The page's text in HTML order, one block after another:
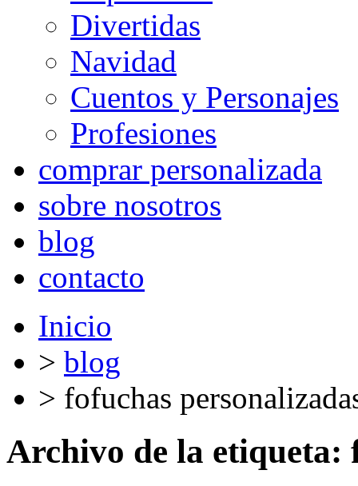
Divertidas
Navidad
Cuentos y Personajes
Profesiones
comprar personalizada
sobre nosotros
blog
contacto
Inicio
> blog
> fofuchas
Archivo de la etiqueta: